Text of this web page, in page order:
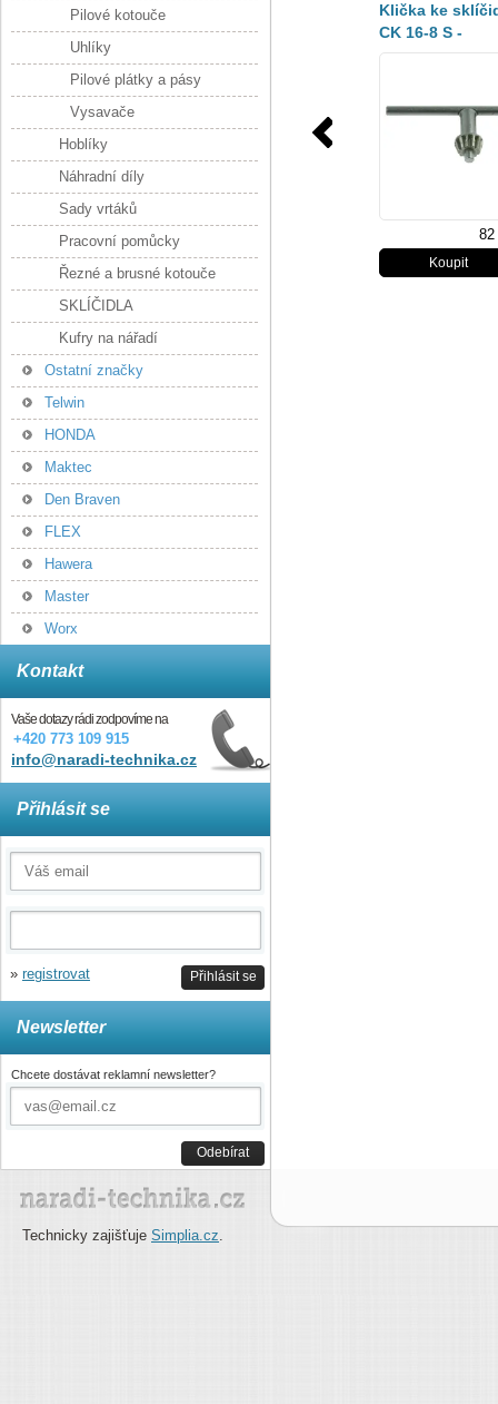
Klička ke
CK 16-8 S -
00647534
Pilové kotouče
Uhlíky
Pilové plátky a pásy
Vysavače
Hoblíky
Náhradní díly
Sady vrtáků
Pracovní pomůcky
Řezné a brusné kotouče
SKLÍČIDLA
Kufry na nářadí
Ostatní značky
Telwin
HONDA
Maktec
Den Braven
FLEX
Hawera
Master
Worx
Kontakt
Vaše dotazy rádi zodpovíme na
+420 773 109 915
info@naradi-technika.cz
Přihlásit se
Přihlásit se
» registrovat
Newsletter
Chcete dostávat reklamní newsletter?
Odebírat
Technicky zajišťuje Simplia.cz.